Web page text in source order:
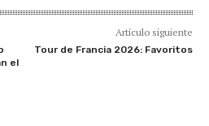
el
Artículo siguiente
Tour de Francia 2026: Favoritos